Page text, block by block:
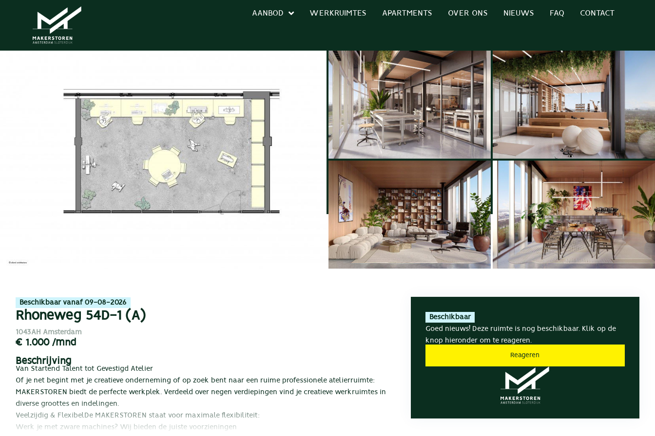
AANBOD WERKRUIMTES APARTMENTS OVER ONS NIEUWS FAQ CONTACT
Beschikbaar vanaf 09-08-2026
Rhoneweg 54D-1 (A)
1043AH Amsterdam
€ 1.000 /mnd
Beschrijving
Van Startend Talent tot Gevestigd Atelier
Of je net begint met je creatieve onderneming of op zoek bent naar een ruime professionele atelierruimte:
MAKERSTOREN biedt de perfecte werkplek. Verdeeld over negen verdiepingen vind je creatieve werkruimtes in
diverse groottes en indelingen.
Veelzijdig & Flexibel De MAKERSTOREN staat voor maximale flexibiliteit:
Werk je met zware machines? Wij bieden de juiste voorzieningen
Beschikbaar
Goed nieuws! Deze ruimte is nog beschikbaar. Klik op de
knop hieronder om te reageren.
Reageren